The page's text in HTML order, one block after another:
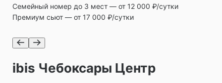
Семейный номер до 3 мест — от 12 000 ₽/сутки
Премиум сьют — от 17 000 ₽/сутки
ibis Чебоксары Центр